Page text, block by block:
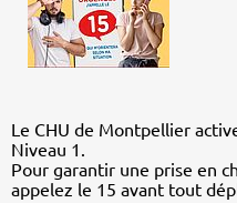
Le CHU de Montpellier
Niveau 1.
Pour garantir une prise en
appelez le 15 avant tout